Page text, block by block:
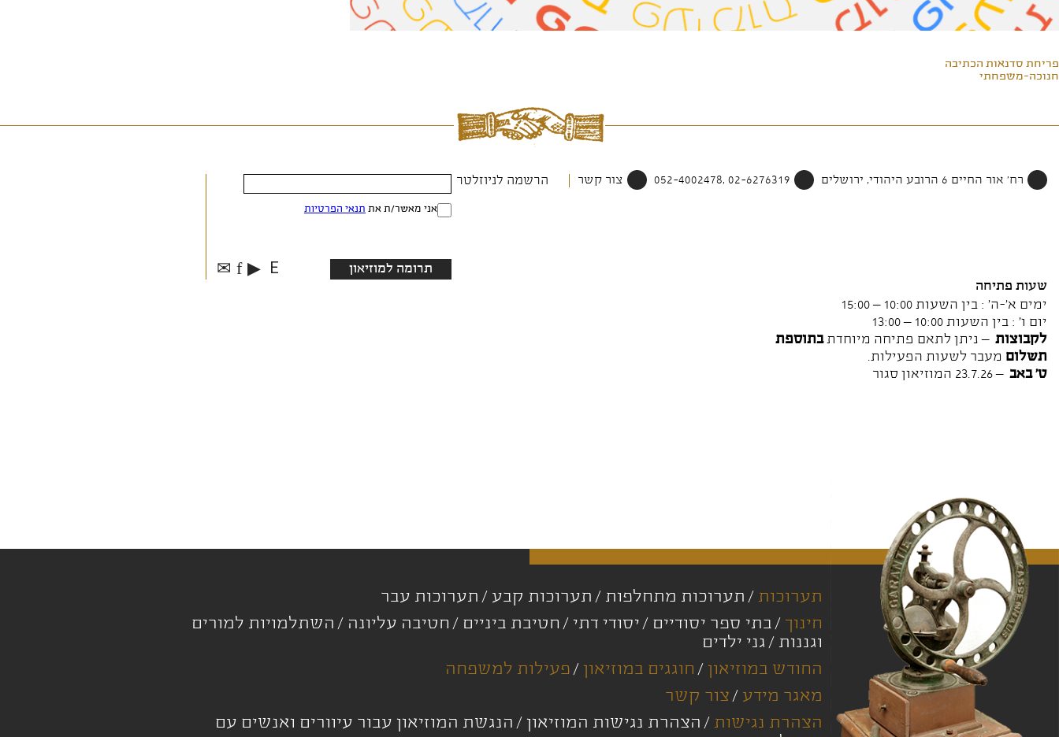
פריחת סדנאות הכתיבה
חנוכה-משפחתי
רח' אור החיים 6 הרובע היהודי, ירושלים 02-6276319 ,052-4002478 צור קשר הרשמה לניוזלטר
אני מאשר/ת את תנאי הפרטיות
תרומה למוזיאון E
▶
f
✉
שעות פתיחה
ימים א'-ה' : בין השעות 10:00 – 15:00
יום ו' : בין השעות 10:00 – 13:00
לקבוצות – ניתן לתאם פתיחה מיוחדתבתוספת
תשלום מעבר לשעות הפעילות.
ט' באב– 23.7.26 המוזיאון סגור
תערוכות תערוכות מתחלפות תערוכות קבע
תערוכות עבר
חינוך
בתי ספר יסודיים יסודי דתי חטיבת ביניים חטיבה עליונה
השתלמויות למורים
וגננות
גני ילדים
החודש במוזיאון
חוגגים במוזיאון
פעילות למשפחה
מאגר מידע
צור קשר
הצהרת נגישות
הצהרת נגישות המוזיאון
הנגשת המוזיאון עבור עיוורים ואנשים עם